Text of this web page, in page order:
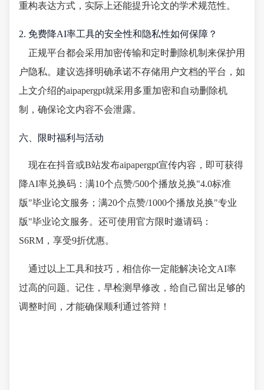
重构表达方式，实际上还能提升论文的学术规范性。
2. 免费降AI率工具的安全性和隐私性如何保障？
正规平台都会采用加密传输和定时删除机制来保护用
户隐私。建议选择明确承诺不存储用户文档的平台，如
上文介绍的aipapergpt就采用多重加密和自动删除机
制，确保论文内容不会泄露。
六、限时福利与活动
现在在抖音或B站发布aipapergpt宣传内容，即可获得
降AI率兑换码：满10个点赞/500个播放兑换"4.0标准
版"毕业论文服务；满20个点赞/1000个播放兑换"专业
版"毕业论文服务。还可使用官方限时邀请码：
S6RM，享受9折优惠。
通过以上工具和技巧，相信你一定能解决论文AI率
过高的问题。记住，早检测早修改，给自己留出足够的
调整时间，才能确保顺利通过答辩！